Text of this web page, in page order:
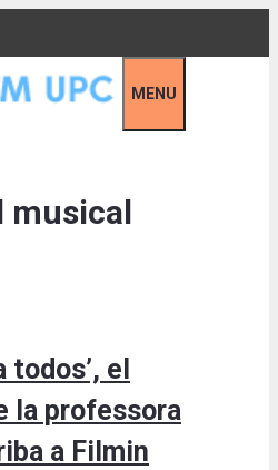
MENU
musical
todos’, el
la professora
a Filmin